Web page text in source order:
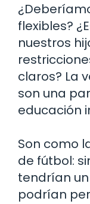
flexibles?
nuestros
claros? La
son una
educación
Son como
de fútbol:
tendrían
podrían